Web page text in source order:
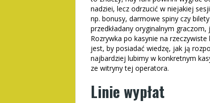
nadziei, lecz odrzucić w niejakiej
np. bonusy, darmowe spiny czy
przedkładany oryginalnym
Rozrywka po kasynie na
jest, by posiadać wiedzę, jak ją
najbardziej lubimy w konkretnym
ze witryny tej operatora.
Linie wypłat